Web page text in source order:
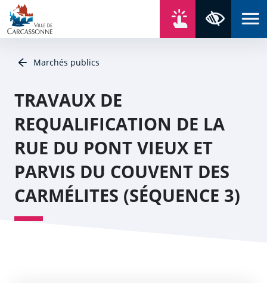
Aller au contenu
Aller au menu
Aller au plan du site
Aller à la recherche
Marchés publics
TRAVAUX DE
REQUALIFICATION DE LA
RUE DU PONT VIEUX ET
PARVIS DU COUVENT DES
CARMÉLITES (SÉQUENCE 3)
Panneau de gestion des cookies